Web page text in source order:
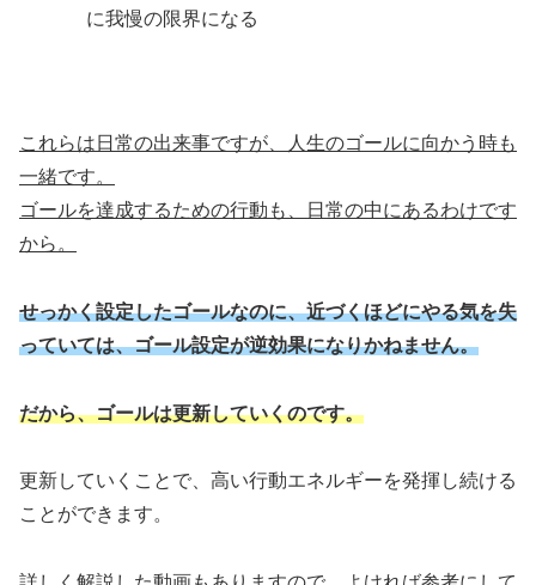
に我慢の限界になる
これらは日常の出来事ですが、人生のゴールに向かう時も
一緒です。
ゴールを達成するための行動も、日常の中にあるわけです
から。
せっかく設定したゴールなのに、近づくほどにやる気を失
っていては、ゴール設定が逆効果になりかねません。
だから、ゴールは更新していくのです。
更新していくことで、高い行動エネルギーを発揮し続ける
ことができます。